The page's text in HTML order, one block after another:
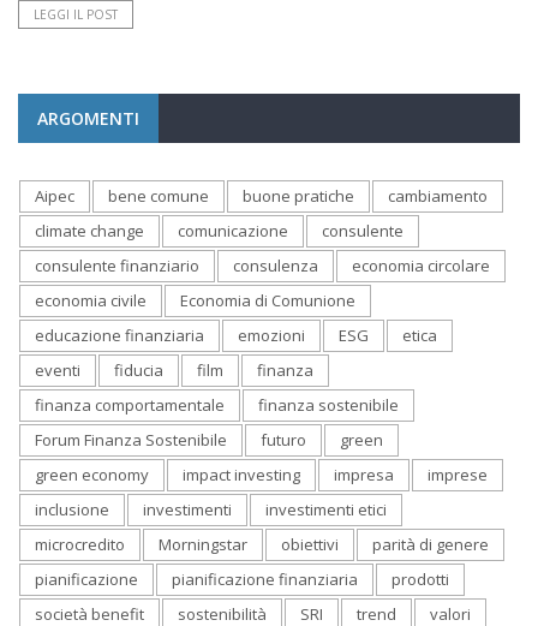
LEGGI IL POST
ARGOMENTI
Aipec bene comune buone pratiche
cambiamento
climate change
comunicazione
consulente
consulente finanziario
consulenza
economia circolare
economia civile
Economia di Comunione
educazione finanziaria
emozioni ESG
etica
eventi
fiducia film
finanza
finanza comportamentale
finanza sostenibile
Forum Finanza Sostenibile
futuro
green
green economy
impact investing impresa
imprese
inclusione
investimenti
investimenti etici
microcredito
Morningstar obiettivi
parità di genere
pianificazione
pianificazione finanziaria
prodotti
società benefit
sostenibilità SRI trend
valori